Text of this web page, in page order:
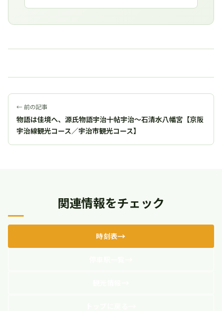
← 前の記事
物語は佳境へ、源氏物語宇治十帖宇治～石清水八幡宮【京阪
宇治線観光コース／宇治市観光コース】
関連情報をチェック
時刻表